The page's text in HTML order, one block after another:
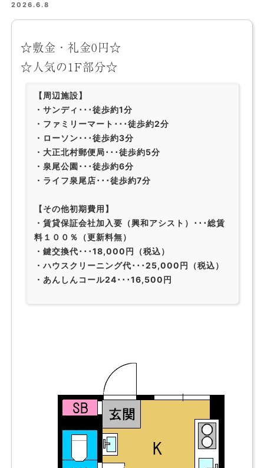
2026.6.8
☆敷金・礼金0円☆
☆人気の1F部分☆
【周辺施設】
・サンディ･･･徒歩約1分
・ファミリーマート･･･徒歩約2分
・ローソン･･･徒歩約3分
・大正北村郵便局･･･徒歩約5分
・泉尾公園･･･徒歩約6分
・ライフ泉尾店･･･徒歩約7分
【その他初期費用】
・賃貸保証会社加入要（興和アシスト）･･･総賃
料１００％（更新料無）
・鍵交換代･･･18,000円（税込）
・ハウスクリーニング代･･･25,000円（税込）
・あんしんコール24･･･16,500円